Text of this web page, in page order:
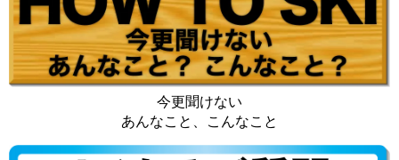
今更聞けない
あんなこと、こんなこと